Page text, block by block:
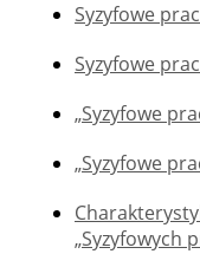
Syzyfowe
Syzyfowe
„Syzyfowe
„Syzyfowe
„Syzyfowych